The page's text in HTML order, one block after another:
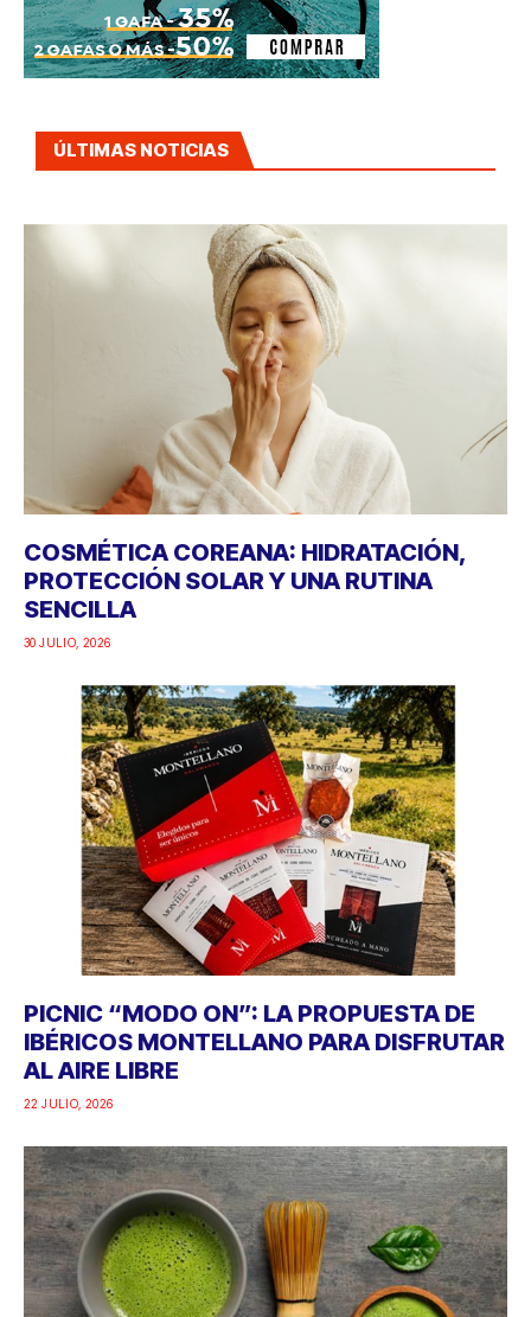
ÚLTIMAS NOTICIAS
COSMÉTICA COREANA: HIDRATACIÓN,
PROTECCIÓN SOLAR Y UNA RUTINA
SENCILLA
30 JULIO, 2026
PICNIC “MODO ON”: LA PROPUESTA DE
IBÉRICOS MONTELLANO PARA DISFRUTAR
AL AIRE LIBRE
22 JULIO, 2026